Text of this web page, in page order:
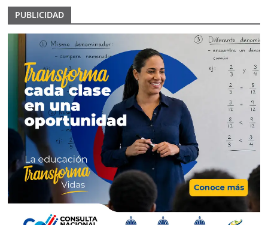
PUBLICIDAD